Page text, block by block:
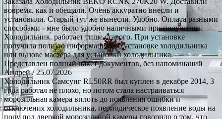
вовремя. как и обещали. Очень аккуратно внесли и
установили. Старый тут же вынесли. Удобно. Оплата разными
способами - мне было удобно наличными при получении.
Холодильник. работает тише старого. При установке
получила полную информацию об установке холодильника
или вызове мастера для установки холодильника.
Представлен полный пакет документов, без напоминаний
Андрей/ 25.07.2026
Холодильник Самсунг RL50RR был куплен в декабре 2014, 3
года работал не плохо, но потом стала настраиваться
морозильная камера вплоть до появления ошибки и
отключения холодильника, периодическое появление воды на
полу под дверкой морозильной камеры говорило о том, что